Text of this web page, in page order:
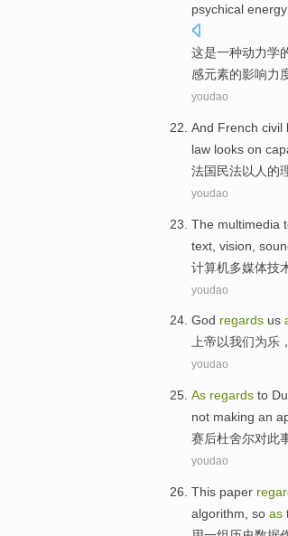
psychical energy
这是一种动力学
感元素的影响力
youdao
And French civil
law looks on
法国 民法以 人 的
youdao
The multimedia
text vision
计算机多媒体技
youdao
God regards us
上帝以我们为乐 ，
youdao
As regards to
not making an
赛后杜舍尔对此
youdao
This paper
algorithm , so as